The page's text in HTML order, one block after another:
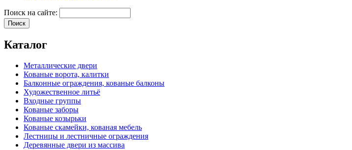
Поиск на сайте:
Каталог
Металлические двери
Кованые ворота, калитки
Балконные ограждения, кованые балконы
Художественное литьё
Входные группы
Кованые заборы
Кованые козырьки
Кованые скамейки, кованая мебель
Лестницы и лестничные ограждения
Деревянные двери из массива